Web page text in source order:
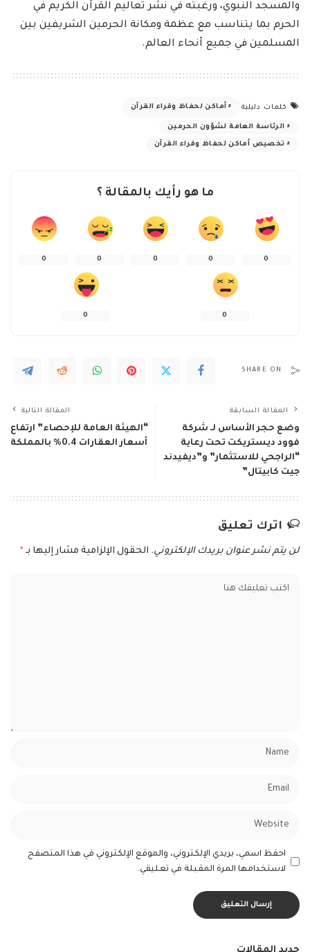
والمسجد النبوي، ورغبته في نشر تعاليم القرآن الكريم في
الحرم بما يتناسب مع عظمة ومكانة الحرمين الشريفين بين
المسلمين في جميع أنحاء العالم.
كلمات دليلية أماكن لحفاظ وقراء القرآن
الرئاسة العامة لشؤون الحرمين
تخصيص أماكن لحفاظ وقراء القرآن
ما هو رأيك بالمقالة ؟
0
0
0
0
0
0
0
SHARE ON
المقالة السابقة
وضع حجر الأساس لـ شركة
فوود ديستريكت تحت رعاية
“الراجحي للاستثمار” و”ديفيدند
جيت كابيتال”
المقالة التالية
“الهيئة العامة للإحصاء” ارتفاع
أسعار العقارات 0.4% بالمملكة
اترك تعليق
لن يتم نشر عنوان بريدك الإلكتروني. الحقول الإلزامية مشار إليها بـ *
احفظ اسمي، بريدي الإلكتروني، والموقع الإلكتروني في هذا المتصفح
لاستخدامها المرة المقبلة في تعليقي.